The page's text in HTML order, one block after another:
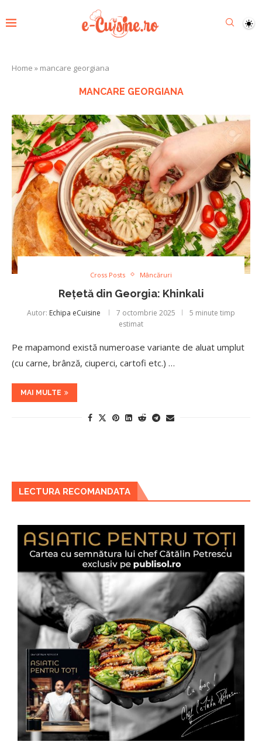
Home » mancare georgiana
MANCARE GEORGIANA
Cross Posts Mâncăruri
Rețetă din Georgia: Khinkali
Autor: Echipa eCuisine 7 octombrie 2025
5 minute timp
estimat
Pe mapamond există numeroase variante de aluat umplut
(cu carne, brânză, ciuperci, cartofi etc.) …
MAI MULTE
LECTURA RECOMANDATA